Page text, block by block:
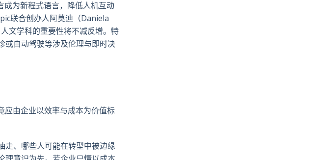
成为新程式语言，降低人机互动
联合创办人阿莫迪（Daniela
文学科的重要性将不减反增。特
或自动驾驶等涉及伦理与即时决
应由企业以效率与成本为价值标
走、哪些人可能在转型中被边缘